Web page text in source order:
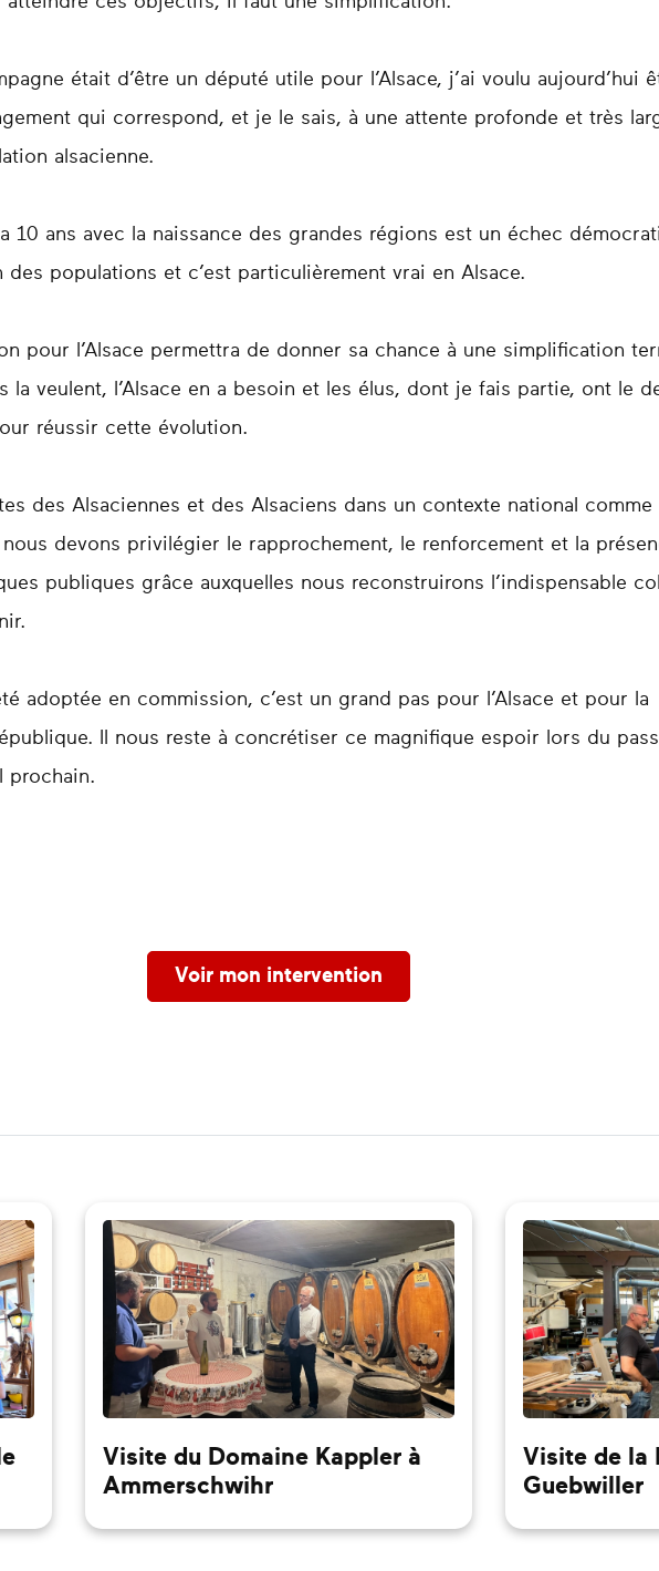
était d’être un député utile pour l’Alsace, j’ai voulu aujourd’hui
qui correspond, et je le sais, à une attente profonde et très
alsacienne.
10 ans avec la naissance des grandes régions est un échec
des populations et c’est particulièrement vrai en Alsace.
pour l’Alsace permettra de donner sa chance à une simplification
la veulent, l’Alsace en a besoin et les élus, dont je fais partie, ont le
réussir cette évolution.
des Alsaciennes et des Alsaciens dans un contexte national comme
devons privilégier le rapprochement, le renforcement et la
publiques grâce auxquelles nous reconstruirons l’indispensable
adoptée en commission, c’est un grand pas pour l’Alsace et pour la
Il nous reste à concrétiser ce magnifique espoir lors du
prochain.
Voir mon intervention
Visite du Domaine Kappler à
Ammerschwihr
Visite de la
Guebwiller